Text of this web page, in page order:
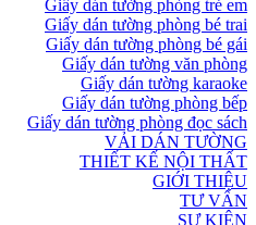
Giấy dán tường phòng trẻ em
Giấy dán tường phòng bé trai
Giấy dán tường phòng bé gái
Giấy dán tường văn phòng
Giấy dán tường karaoke
Giấy dán tường phòng bếp
Giấy dán tường phòng đọc sách
VẢI DÁN TƯỜNG
THIẾT KẾ NỘI THẤT
GIỚI THIỆU
TƯ VẤN
SỰ KIỆN